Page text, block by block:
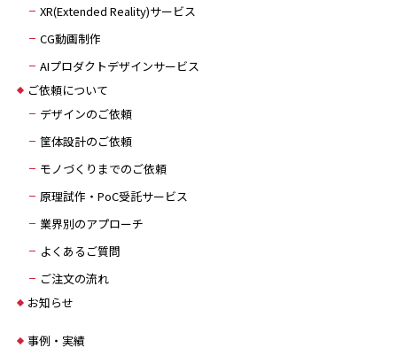
XR(Extended Reality)サービス
CG動画制作
AIプロダクトデザインサービス
ご依頼について
デザインのご依頼
筐体設計のご依頼
モノづくりまでのご依頼
原理試作・PoC受託サービス
業界別のアプローチ
よくあるご質問
ご注文の流れ
お知らせ
事例・実績